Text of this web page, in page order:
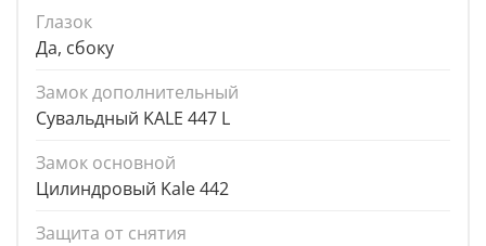
Глазок
Да, сбоку
Замок дополнительный
Сувальдный KALE 447 L
Замок основной
Цилиндровый Kale 442
Защита от снятия